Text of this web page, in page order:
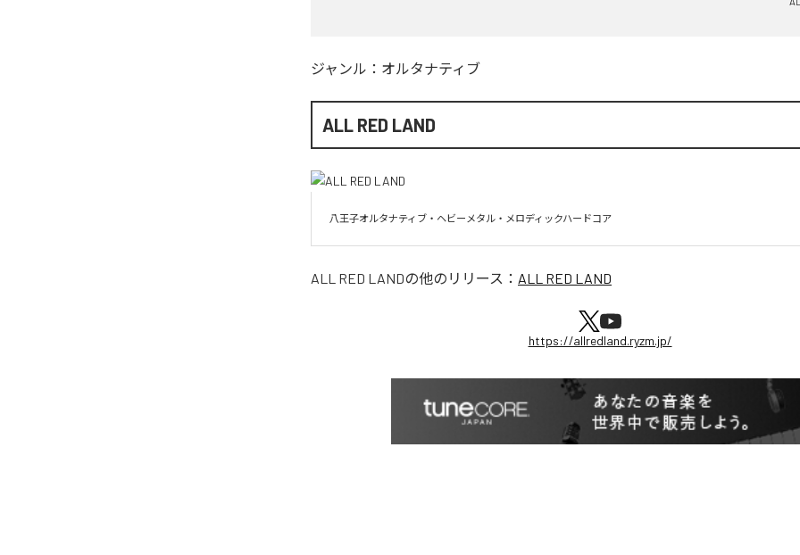
ジャンル： オルタナティブ
ALL RED LAND
八王子オルタナティブ・ヘビーメタル・メロディックハードコア
ALL RED LANDの他のリリース： ALL RED LAND
https://allredland.ryzm.jp/